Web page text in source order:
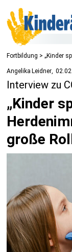
Fortbildung > „Kinder
Angelika Leidner
Interview zu
„Kinder
große